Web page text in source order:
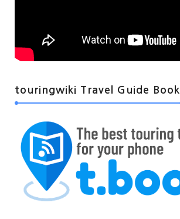
touringwiki Travel Guide Book